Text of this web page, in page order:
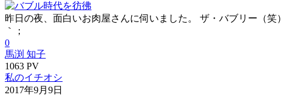
昨日の夜、面白いお肉屋さんに伺いました。 ザ・バブリー（笑
｀；
0
馬渕 知子
1063 PV
私のイチオシ
2017年9月9日